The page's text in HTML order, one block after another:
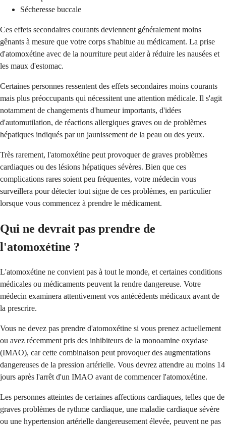
Sécheresse buccale
Ces effets secondaires courants deviennent généralement moins
gênants à mesure que votre corps s'habitue au médicament. La prise
d'atomoxétine avec de la nourriture peut aider à réduire les nausées et
les maux d'estomac.
Certaines personnes ressentent des effets secondaires moins courants
mais plus préoccupants qui nécessitent une attention médicale. Il s'agit
notamment de changements d'humeur importants, d'idées
d'automutilation, de réactions allergiques graves ou de problèmes
hépatiques indiqués par un jaunissement de la peau ou des yeux.
Très rarement, l'atomoxétine peut provoquer de graves problèmes
cardiaques ou des lésions hépatiques sévères. Bien que ces
complications rares soient peu fréquentes, votre médecin vous
surveillera pour détecter tout signe de ces problèmes, en particulier
lorsque vous commencez à prendre le médicament.
Qui ne devrait pas prendre de
l'atomoxétine ?
L'atomoxétine ne convient pas à tout le monde, et certaines conditions
médicales ou médicaments peuvent la rendre dangereuse. Votre
médecin examinera attentivement vos antécédents médicaux avant de
la prescrire.
Vous ne devez pas prendre d'atomoxétine si vous prenez actuellement
ou avez récemment pris des inhibiteurs de la monoamine oxydase
(IMAO), car cette combinaison peut provoquer des augmentations
dangereuses de la pression artérielle. Vous devrez attendre au moins 14
jours après l'arrêt d'un IMAO avant de commencer l'atomoxétine.
Les personnes atteintes de certaines affections cardiaques, telles que de
graves problèmes de rythme cardiaque, une maladie cardiaque sévère
ou une hypertension artérielle dangereusement élevée, peuvent ne pas